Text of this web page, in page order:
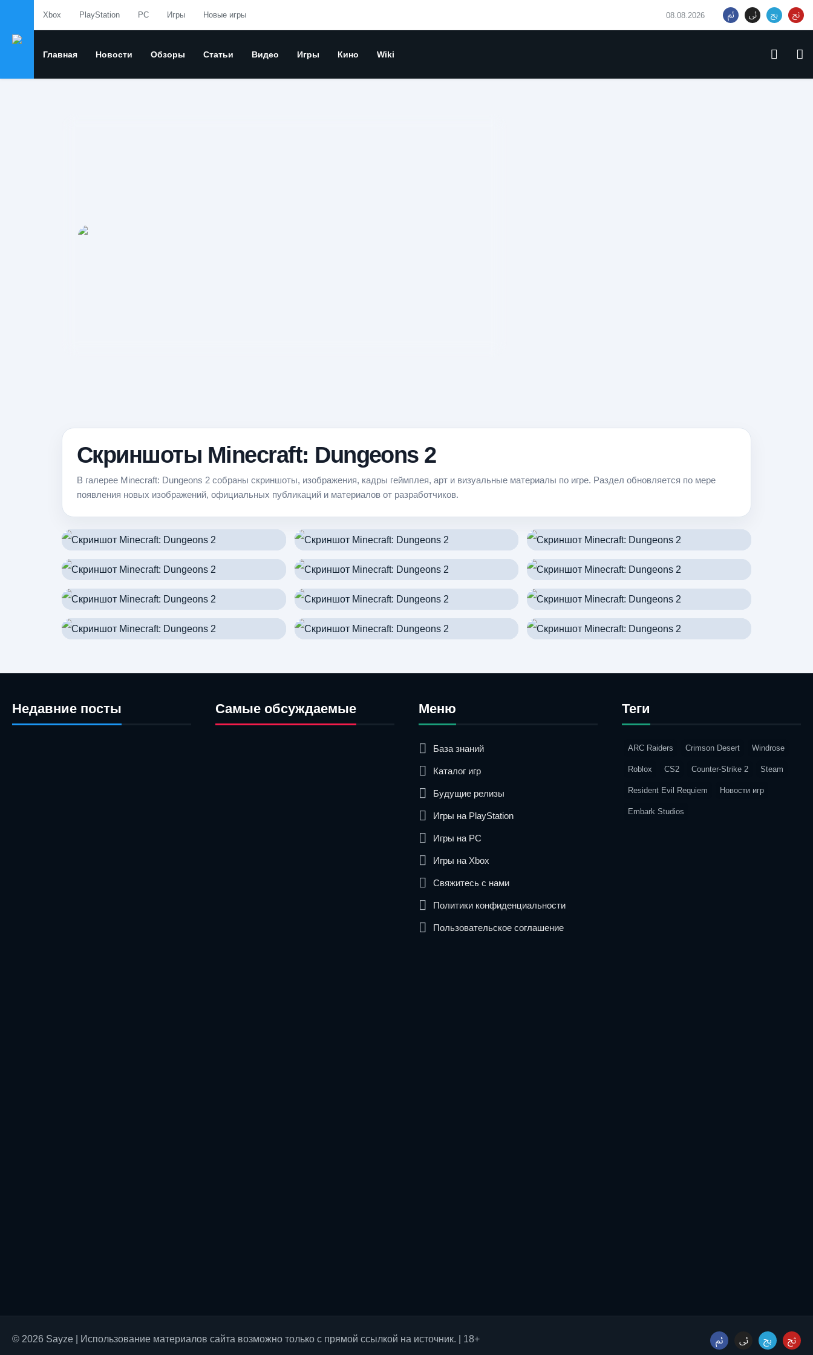
08.08.2026
Xbox PlayStation PC Игры Новые игры
Главная Новости Обзоры Статьи Видео Игры Кино Wiki
Скриншоты Minecraft: Dungeons 2
В галерее Minecraft: Dungeons 2 собраны скриншоты, изображения, кадры геймплея, арт и визуальные материалы по игре. Раздел обновляется по мере
появления новых изображений, официальных публикаций и материалов от разработчиков.
Недавние посты Самые обсуждаемые Меню
База знаний
Каталог игр
Будущие релизы
Игры на PlayStation
Игры на PC
Игры на Xbox
Свяжитесь с нами
Политики конфиденциальности
Пользовательское соглашение
Теги
ARC Raiders Crimson Desert Windrose
Roblox CS2 Counter-Strike 2 Steam
Resident Evil Requiem Новости игр
Embark Studios
© 2026 Sayze | Использование материалов сайта возможно только с прямой ссылкой на источник. | 18+